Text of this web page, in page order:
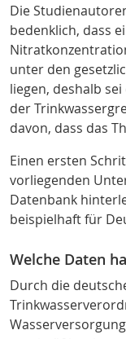
Die
bedenklich, dass
unter den
liegen, deshalb
der
davon, dass das
Einen ersten
vorliegenden
Datenbank
beispielhaft für
Welche Daten
Durch die